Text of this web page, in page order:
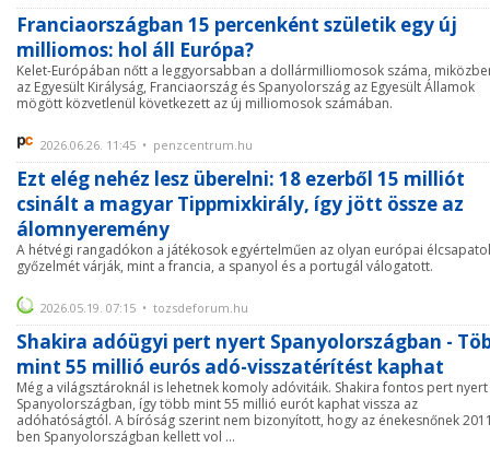
Franciaországban 15 percenként születik egy új
milliomos: hol áll Európa?
Kelet-Európában nőtt a leggyorsabban a dollármilliomosok száma,
az Egyesült Királyság, Franciaország és Spanyolország az Egyesült Államok
mögött közvetlenül következett az új milliomosok számában.
2026.06.26. 11:45 • penzcentrum.hu
Ezt elég nehéz lesz überelni: 18 ezerből 15 milliót
csinált a magyar Tippmixkirály, így jött össze az
álomnyeremény
A hétvégi rangadókon a játékosok egyértelműen az olyan európai
győzelmét várják, mint a francia, a spanyol és a portugál válogatott.
2026.05.19. 07:15 • tozsdeforum.hu
Shakira adóügyi pert nyert Spanyolországban -
mint 55 millió eurós adó-visszatérítést kaphat
Még a világsztároknál is lehetnek komoly adóvitáik. Shakira fontos pert nyert
Spanyolországban, így több mint 55 millió eurót kaphat vissza az
adóhatóságtól. A bíróság szerint nem bizonyított, hogy az énekesnőnek
ben Spanyolországban kellett vol ...